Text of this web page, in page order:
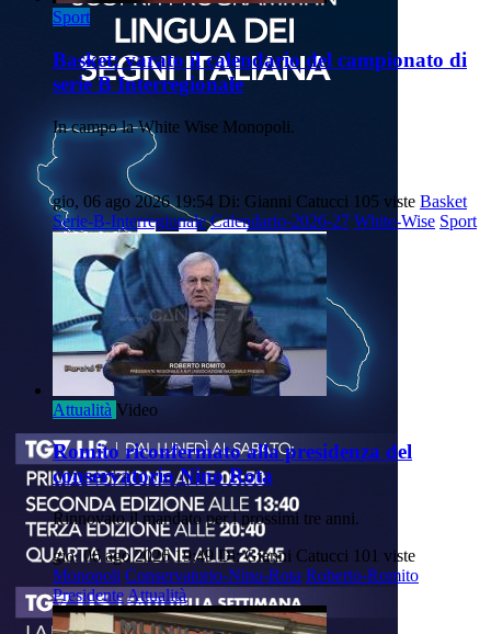
Sport
Basket: varato il calendario del campionato di
serie B Interregionale
In campo la White Wise Monopoli.
gio, 06 ago 2026 19:54 Di: Gianni Catucci 105 viste Basket
Serie-B-Interregionale Calendario-2026-27 White-Wise Sport
Attualità Video
Romito riconfermato alla presidenza del
conservatorio Nino Rota
Rinnovato il mandato per i prossimi tre anni.
gio, 06 ago 2026 19:49 Di: Gianni Catucci 101 viste
Monopoli Conservatorio-Nino-Rota Roberto-Romito
PresidenteAttualità